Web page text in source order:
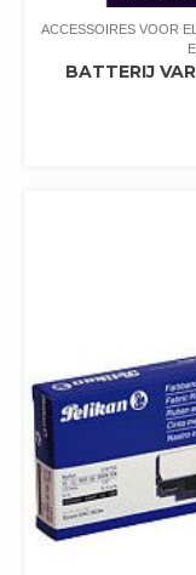
ACCESSOIRES VOOR
BATTERIJ